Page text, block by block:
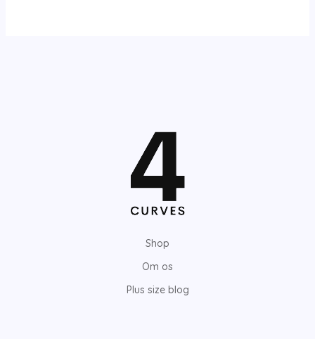
Shop
Om os
Plus size blog